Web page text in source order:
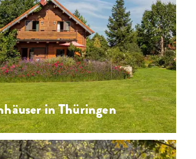
in Thüringen